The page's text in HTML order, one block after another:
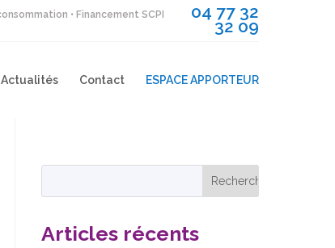
• Financement SCPI 04 77 32
32 09
Actualités Contact ESPACE APPORTEUR
Articles récents